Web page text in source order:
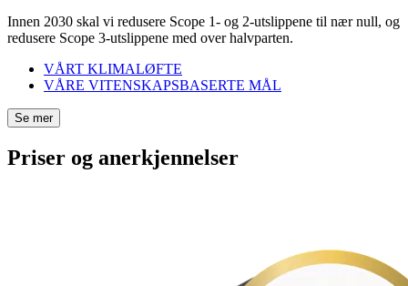
Innen 2030 skal vi redusere Scope 1- og 2-utslippene til nær null, og
redusere Scope 3-utslippene med over halvparten.
VÅRT KLIMALØFTE
VÅRE VITENSKAPSBASERTE MÅL
Se mer
Priser og anerkjennelser